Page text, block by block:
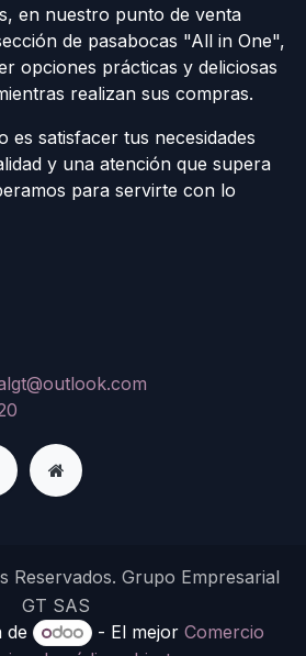
en nuestro punto de venta
de pasabocas "All in One",
opciones prácticas y deliciosas
realizan sus compras.
es satisfacer tus necesidades
y una atención que supera
para servirte con lo
Reservados. Grupo Empresarial
GT SAS
de
- El mejorComercio